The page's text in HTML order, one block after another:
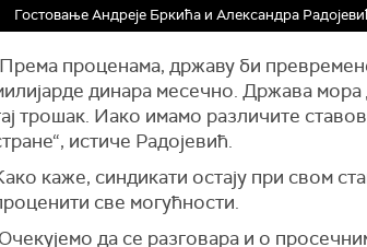
Гостовање Андреје Бркића и Александра
проценама, државу би
динара месечно. Држава
трошак. Иако имамо различите
истиче Радојевић.
каже, синдикати остају при свом
све могућности.
да се разговара и о